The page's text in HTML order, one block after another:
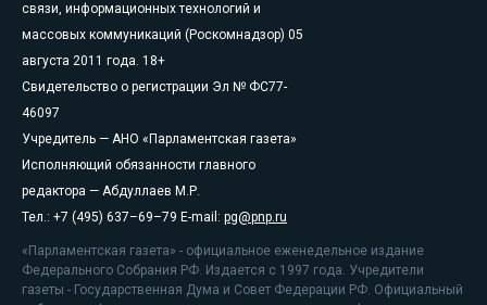
связи, информационных технологий и
массовых коммуникаций (Роскомнадзор) 05
августа 2011 года. 18+
Свидетельство о регистрации Эл № ФС77-
46097
Учредитель — АНО «Парламентская газета»
Исполняющий обязанности главного
редактора — Абдуллаев М.Р.
Тел.: +7 (495) 637–69–79 E-mail: pg@pnp.ru
«Парламентская газета» - официальное еженедельное издание
Федерального Собрания РФ. Издается с 1997 года. Учредители
газеты - Государственная Дума и Совет Федерации РФ. Официальный